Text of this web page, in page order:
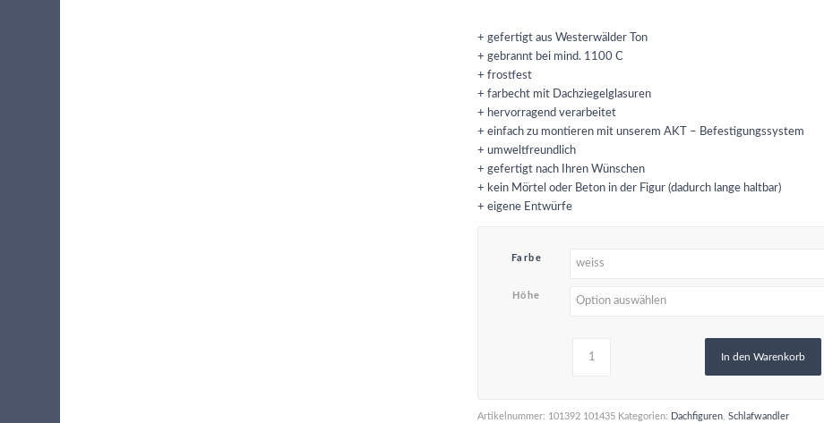
+ gefertigt aus Westerwälder Ton
+ gebrannt bei mind. 1100 C
+ frostfest
+ farbecht mit Dachziegelglasuren
+ hervorragend verarbeitet
+ einfach zu montieren mit unserem AKT – Befestigungssystem
+ umweltfreundlich
+ gefertigt nach Ihren Wünschen
+ kein Mörtel oder Beton in der Figur (dadurch lange haltbar)
+ eigene Entwürfe
Farbe
Höhe
In den Warenkorb
Artikelnummer: 101392 101435 Kategorien: Dachfiguren,Schlafwandler